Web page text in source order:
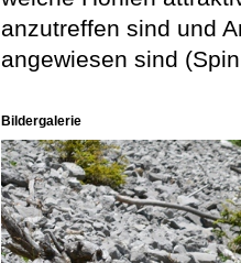
anzutreffen sind und
angewiesen sind
Bildergalerie